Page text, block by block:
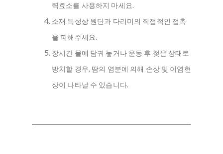
력효소를 사용하지 마세요.
소재 특성상 원단과 다리미의 직접적인 접촉
을 피해주세요.
장시간 물에 담궈 놓거나 운동 후 젖은 상태로
방치할 경우, 땀의 염분에 의해 손상 및 이염현
상이 나타날 수 있습니다.